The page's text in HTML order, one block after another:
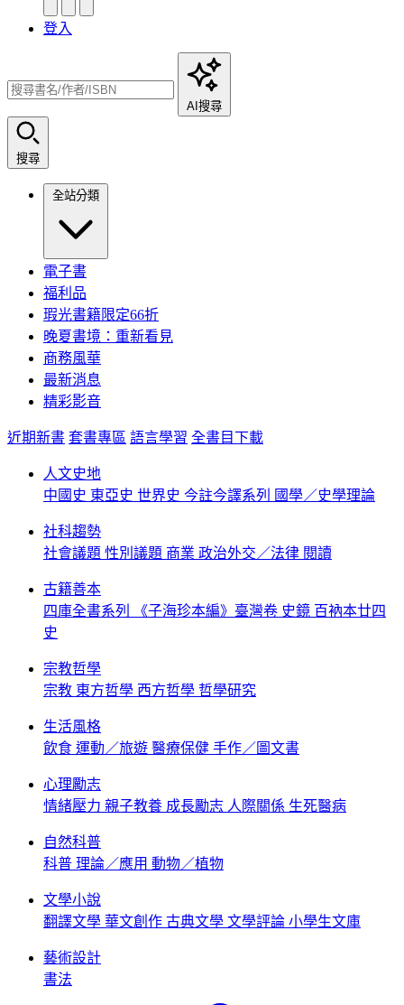
登入
AI搜尋
搜尋
全站分類
電子書
福利品
瑕光書籍限定66折
晚夏書境：重新看見
商務風華
最新消息
精彩影音
近期新書 套書專區 語言學習 全書目下載
人文史地
中國史 東亞史 世界史 今註今譯系列 國學／史學理論
社科趨勢
社會議題 性別議題 商業 政治外交／法律 閱讀
古籍善本
四庫全書系列
《子海珍本編》臺灣卷 史鏡 百衲本廿四
史
宗教哲學
宗教 東方哲學 西方哲學 哲學研究
生活風格
飲食 運動／旅遊 醫療保健 手作／圖文書
心理勵志
情緒壓力 親子教養 成長勵志 人際關係 生死醫病
自然科普
科普 理論／應用 動物／植物
文學小說
翻譯文學 華文創作 古典文學 文學評論 小學生文庫
藝術設計
書法